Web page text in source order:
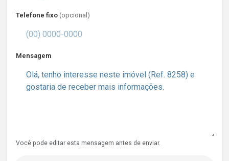
Telefone fixo (opcional)
Mensagem
Você pode editar esta mensagem antes de enviar.